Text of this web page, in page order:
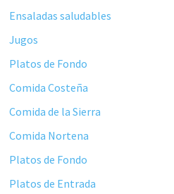
Ensaladas saludables
Jugos
Platos de Fondo
Comida Costeña
Comida de la Sierra
Comida Nortena
Platos de Fondo
Platos de Entrada